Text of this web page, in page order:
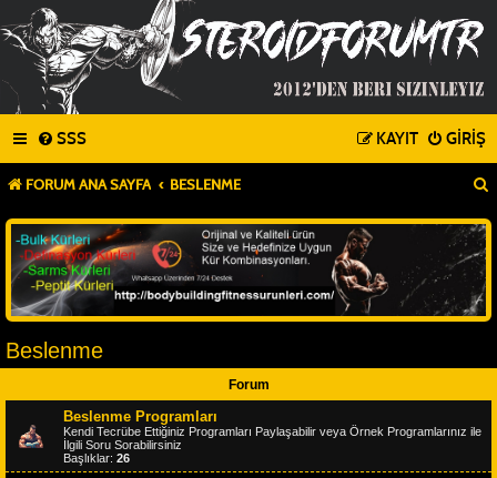
SSS GIRIŞ
KAYIT
FORUM ANA SAYFA BESLENME
Beslenme
Forum
Beslenme Programları
Kendi Tecrübe Ettiğiniz Programları Paylaşabilir veya Örnek Programlarınız ile
İlgili Soru Sorabilirsiniz
Başlıklar: 26